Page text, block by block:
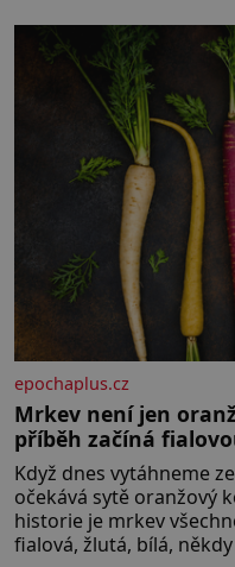
epochaplus.cz
Mrkev není jen
příběh začíná
Když dnes vytáhneme
očekává sytě oranžový
historie je mrkev
fialová, žlutá, bílá,